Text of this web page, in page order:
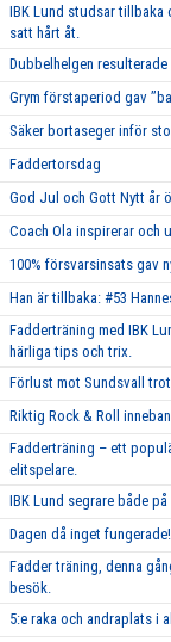
IBK Lund studsar tillbaka
satt hårt åt.
Dubbelhelgen
Grym förstaperiod gav
Säker bortaseger inför
Faddertorsdag
God Jul och Gott Nytt år
Coach Ola inspirerar och
100% försvarsinsats gav
Han är tillbaka: #53
Fadderträning med IBK
härliga tips och trix.
Förlust mot Sundsvall
Riktig Rock & Roll
Fadderträning – ett
elitspelare.
IBK Lund segrare både
Dagen då inget fungerade!
Fadder träning, denna
besök.
5:e raka och andraplats i